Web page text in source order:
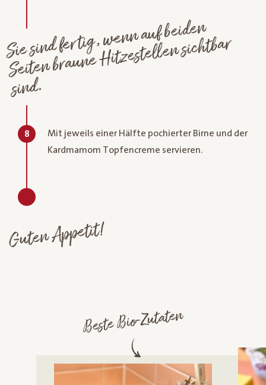
Sie sind fertig,
wenn auf beiden
Seiten braune
Hitzestellen sichtbar
sind.
8
Mit jeweils einer Hälfte pochierter Birne und der
Kardmamom Topfencreme servieren.
Guten Appetit!
Beste Bio-Zutaten